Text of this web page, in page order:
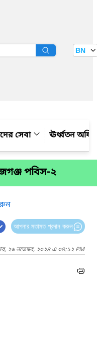
BN
সেবা ঊর্ধ্বতন
পবিস-২
আপনার মতামত প্রদান করুন
২৬ নভেম্বর, ২০২৪ এ ০৪:১২ PM